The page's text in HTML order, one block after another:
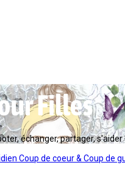
échanger, partager,
Coup de coeur & Coup de